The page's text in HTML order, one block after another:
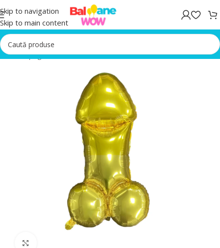
Skip to navigation
Skip to main content
Prima pagină/Baloane folie